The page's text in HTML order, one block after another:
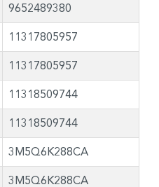
9652489380
11317805957
11317805957
11318509744
11318509744
3M5Q6K288CA
3M5Q6K288CA